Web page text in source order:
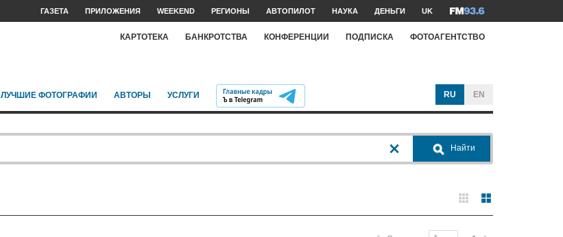
ГАЗЕТА ПРИЛОЖЕНИЯ WEEKEND РЕГИОНЫ АВТОПИЛОТ НАУКА ДЕНЬГИ UK
КАРТОТЕКА БАНКРОТСТВА КОНФЕРЕНЦИИ ПОДПИСКА ФОТОАГЕНТСТВО
ЛУЧШИЕ ФОТОГРАФИИ АВТОРЫ УСЛУГИ RU EN
Найти